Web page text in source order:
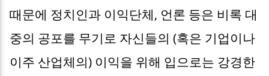
때문에 정치인과 이익단체, 언론 등은 비록 대
중의 공포를 무기로 자신들의 (혹은 기업이나
이주 산업체의) 이익을 위해 입으로는 강경한